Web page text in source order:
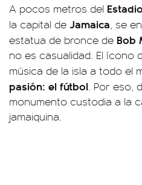
A pocos metros del
la capital de Jamaica, se
estatua de bronce de Bob
no es casualidad. El ícono
música de la isla a todo el
pasión: el fútbol. Por eso,
monumento custodia a la
jamaiquina.